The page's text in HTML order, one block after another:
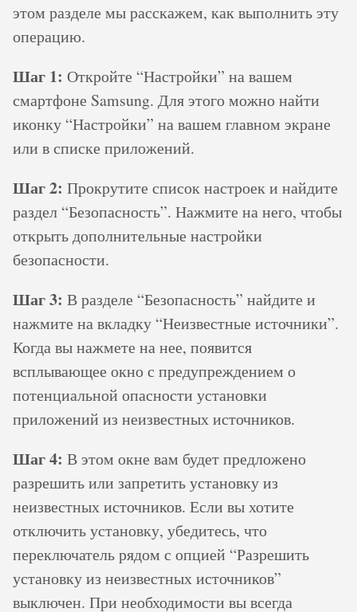
этом разделе мы расскажем, как выполнить эту
операцию.
Шаг 1: Откройте “Настройки” на вашем
смартфоне Samsung. Для этого можно найти
иконку “Настройки” на вашем главном экране
или в списке приложений.
Шаг 2: Прокрутите список настроек и найдите
раздел “Безопасность”. Нажмите на него, чтобы
открыть дополнительные настройки
безопасности.
Шаг 3: В разделе “Безопасность” найдите и
нажмите на вкладку “Неизвестные источники”.
Когда вы нажмете на нее, появится
всплывающее окно с предупреждением о
потенциальной опасности установки
приложений из неизвестных источников.
Шаг 4: В этом окне вам будет предложено
разрешить или запретить установку из
неизвестных источников. Если вы хотите
отключить установку, убедитесь, что
переключатель рядом с опцией “Разрешить
установку из неизвестных источников”
выключен. При необходимости вы всегда